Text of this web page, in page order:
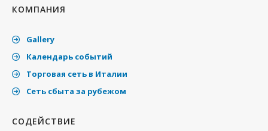
КОМПАНИЯ
Gallery
Календарь событий
Торговая сеть в Италии
Cеть сбыта за рубежом
СОДЕЙСТВИЕ